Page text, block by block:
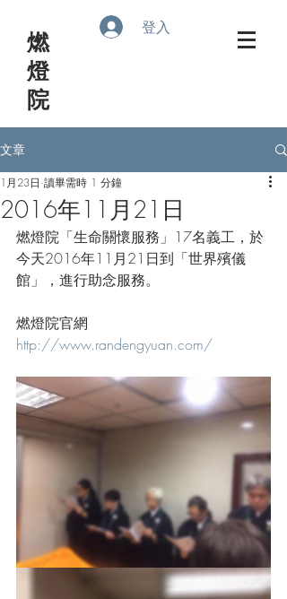
​燃
燈
院
登入
文章
2016年11月21日
1月23日 讀畢需時 1 分鐘
燃燈院「生命關懷服務」17名義工，於
今天2016年11月21日到「世界殯儀
館」，進行助念服務。
燃燈院官網
http://www.randengyuan.com/